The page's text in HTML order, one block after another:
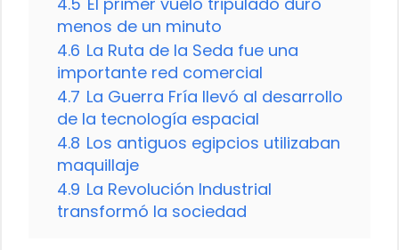
menos de un minuto
4.6 La Ruta de la Seda fue una
importante red comercial
4.7 La Guerra Fría llevó al desarrollo
de la tecnología espacial
4.8 Los antiguos egipcios utilizaban
maquillaje
4.9 La Revolución Industrial
transformó la sociedad